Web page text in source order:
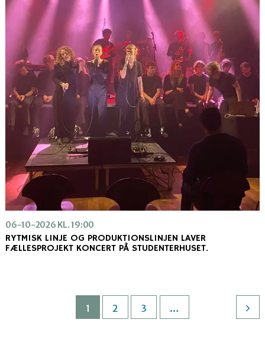
06-10-2026 KL. 19:00
RYTMISK LINJE OG PRODUKTIONSLINJEN LAVER
FÆLLESPROJEKT KONCERT PÅ STUDENTERHUSET.
1 2 3 …